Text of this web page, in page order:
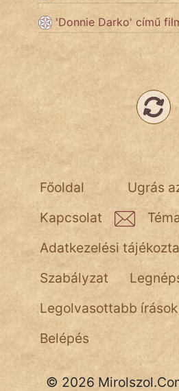
Népszerű szerzőink:
Jób Gedeon
Láron Ádám
mikkamakka
vörös ördög
nagyöreg
NapHold
Név nélkül
pszichopati
'Donnie Darko' című
Ugrás
Főoldal
Kapcsolat
Adatkezelési
Szabályzat
Legolvasottabb írások
Belépés
© 2026